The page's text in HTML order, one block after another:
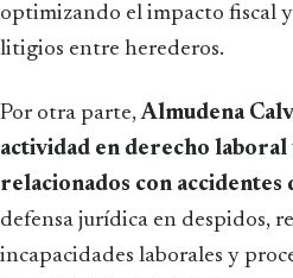
optimizando el impacto fiscal
litigios entre herederos.
Por otra parte,Almudena
actividad en derecho laboral
relacionados con accidentes
defensa jurídica en despidos,
incapacidades laborales y